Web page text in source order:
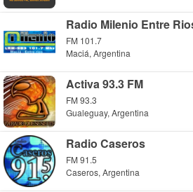
Radio Milenio Entre
FM 101.7
Maciá, Argentina
Activa 93.3 FM
FM 93.3
Gualeguay, Argentina
Radio Caseros
FM 91.5
Caseros, Argentina